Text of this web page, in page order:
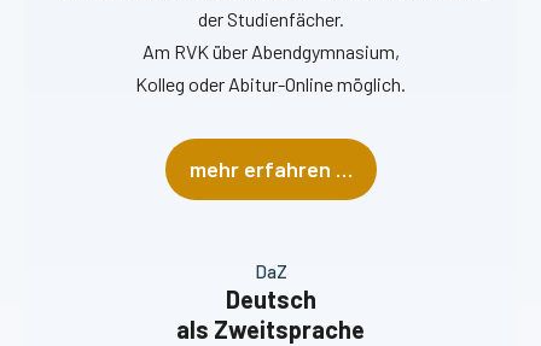
der Studienfächer.
Am RVK über Abendgymnasium,
Kolleg oder Abitur-Online möglich.
mehr erfahren …
DaZ
Deutsch
als Zweitsprache